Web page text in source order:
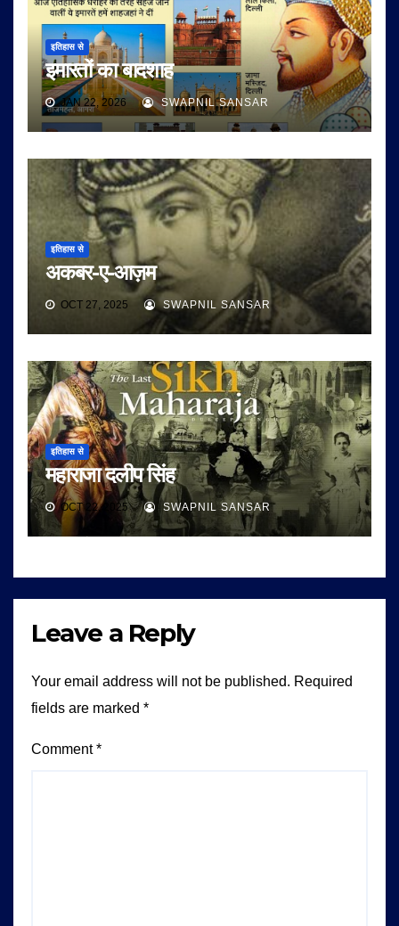
इतिहास से
इमारतों का बादशाह
JAN 22, 2026 SWAPNIL SANSAR
इतिहास से
अकबर-ए-आज़म
OCT 27, 2025 SWAPNIL SANSAR
इतिहास से
महाराजा दलीप सिंह
OCT 22, 2025 SWAPNIL SANSAR
Leave a Reply
Your email address will not be published. Required
fields are marked *
Comment*